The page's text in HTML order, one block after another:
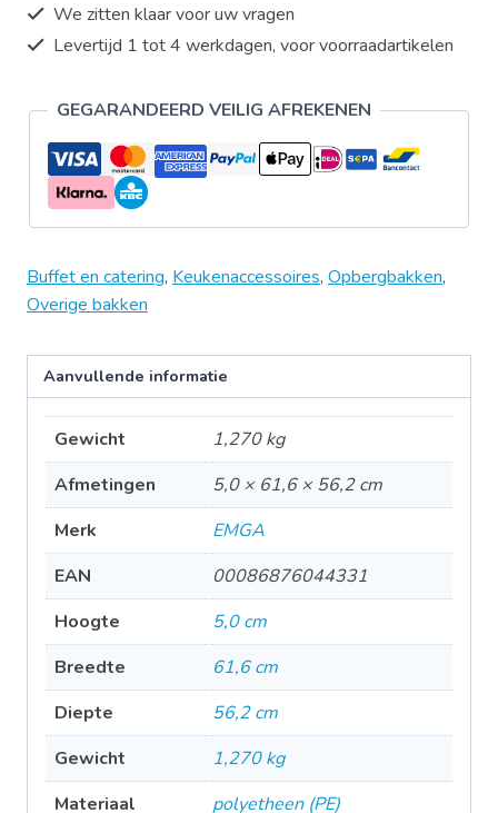
We zitten klaar voor uw vragen
Levertijd 1 tot 4 werkdagen, voor voorraadartikelen
GEGARANDEERD VEILIG AFREKENEN
Buffet en catering, Keukenaccessoires, Opbergbakken,
Overige bakken
Aanvullende informatie
Gewicht
1,270 kg
Afmetingen
5,0 × 61,6 × 56,2 cm
Merk
EMGA
EAN
00086876044331
Hoogte
5,0 cm
Breedte
61,6 cm
Diepte
56,2 cm
Gewicht
1,270 kg
Materiaal
polyetheen (PE)